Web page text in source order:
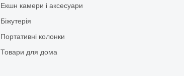
Екшн камери і аксесуари
Біжутерія
Портативні колонки
Товари для дома